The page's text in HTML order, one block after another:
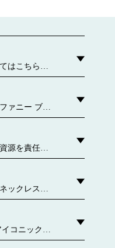
はこちらを
ァニー ブル
ージが誕生
スおよびブ
す。 詳しく
源を責任を
ックレス、
コニックな
ストアはこ